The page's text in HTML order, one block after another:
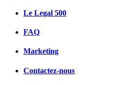
Le Legal 500
FAQ
Marketing
Contactez-nous